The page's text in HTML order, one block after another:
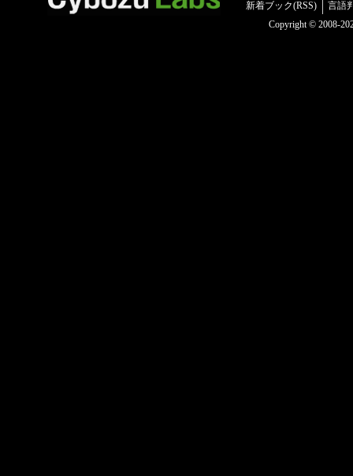
新着ブック(RSS)
言語
Copyright © 2008-